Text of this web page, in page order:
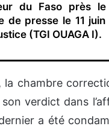
du Faso près
de presse le 11
(TGI OUAGA I).
la chambre
verdict dans
a été